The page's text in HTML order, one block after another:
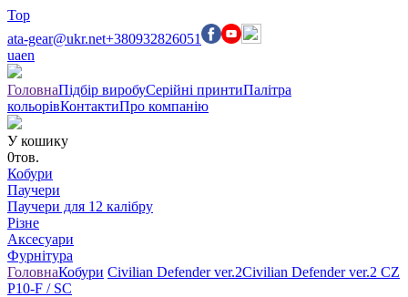
Top
ata-gear@ukr.net+380932826051
uaen
ГоловнаПідбір виробуСерійні принтиПалітра
кольорівКонтактиПро компанію
У кошику
0тов.
Кобури
Паучери
Паучери для 12 калібру
Різне
Аксесуари
Фурнітура
ГоловнаКобури Civilian Defender ver.2Civilian Defender ver.2 CZ
P10-F / SC